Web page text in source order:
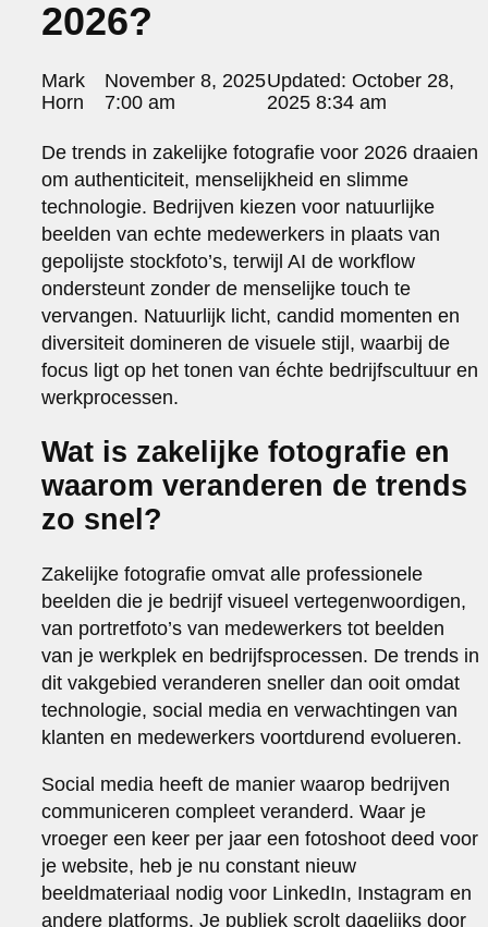
portraits 2
portraits 3
fd gazellen 2014
sanoma view 2014 – annual report
het zuiderlicht
thomas van luyn
various
parool christmas special
editorial
travel
commercial
fashion
contact
info@markhorn.nl
+31650600601
2026?
Posted
by:
Mark
Horn
November 8, 2025
7:00 am
Updated:October 28,
2025 8:34 am
De trends in zakelijke fotografie voor 2026 draaien
om authenticiteit, menselijkheid en slimme
technologie. Bedrijven kiezen voor natuurlijke
beelden van echte medewerkers in plaats van
gepolijste stockfoto’s, terwijl AI de workflow
ondersteunt zonder de menselijke touch te
vervangen. Natuurlijk licht, candid momenten en
diversiteit domineren de visuele stijl, waarbij de
focus ligt op het tonen van échte bedrijfscultuur en
werkprocessen.
Wat is zakelijke fotografie en
waarom veranderen de trends
zo snel?
Zakelijke fotografie omvat alle professionele
beelden die je bedrijf visueel vertegenwoordigen,
van portretfoto’s van medewerkers tot beelden
van je werkplek en bedrijfsprocessen. De trends in
dit vakgebied veranderen sneller dan ooit omdat
technologie, social media en verwachtingen van
klanten en medewerkers voortdurend evolueren.
Social media heeft de manier waarop bedrijven
communiceren compleet veranderd. Waar je
vroeger een keer per jaar een fotoshoot deed voor
je website, heb je nu constant nieuw
beeldmateriaal nodig voor LinkedIn, Instagram en
andere platforms. Je publiek scrolt dagelijks door